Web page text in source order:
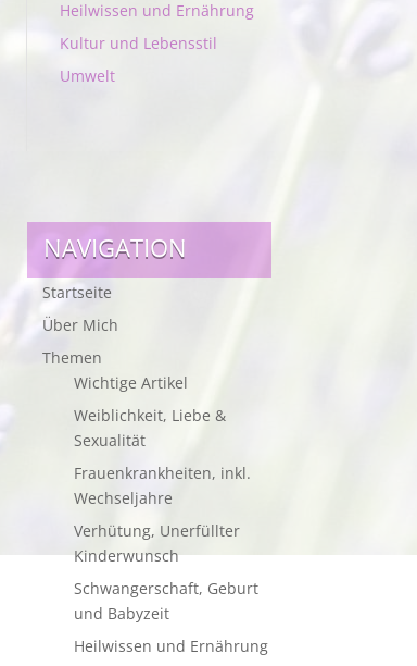
Heilwissen und Ernährung
Kultur und Lebensstil
Umwelt
NAVIGATION
Startseite
Über Mich
Themen
Wichtige Artikel
Weiblichkeit, Liebe &
Sexualität
Frauenkrankheiten, inkl.
Wechseljahre
Verhütung, Unerfüllter
Kinderwunsch
Schwangerschaft, Geburt
und Babyzeit
Heilwissen und Ernährung